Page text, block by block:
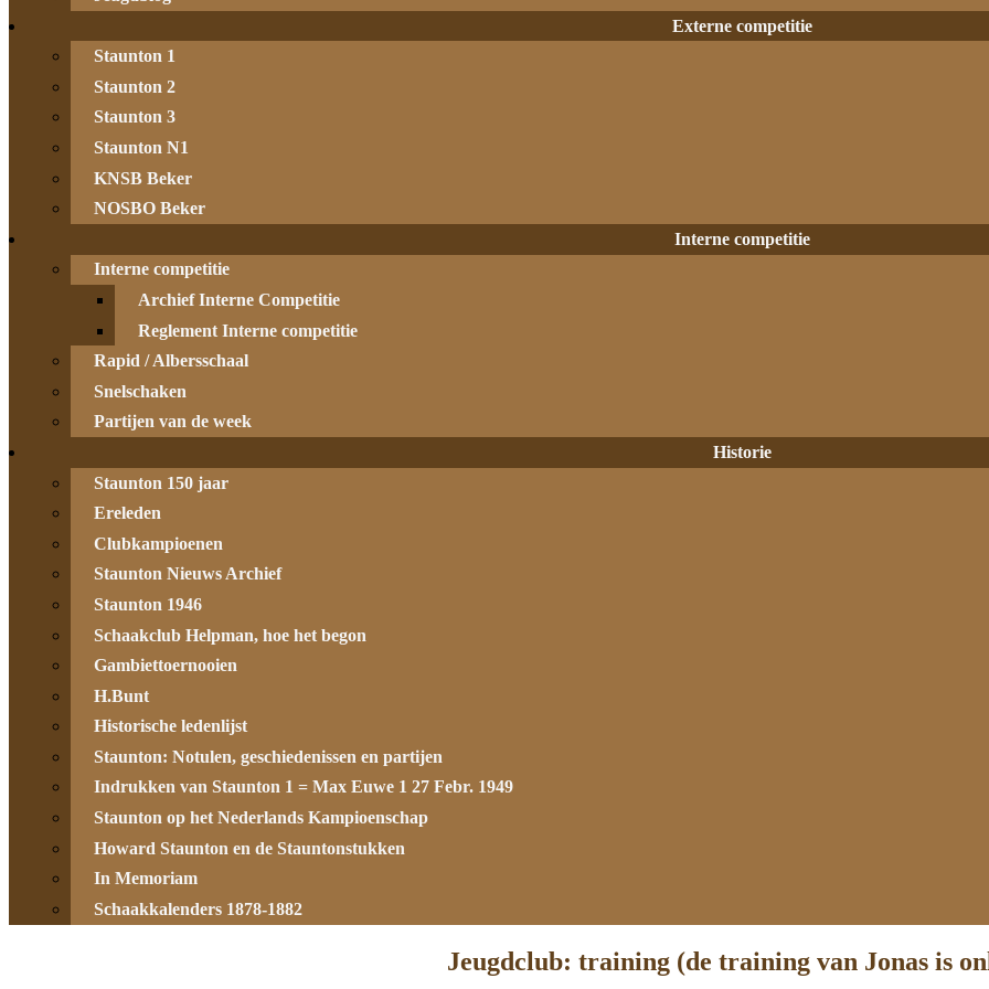
Externe competitie
Staunton 1
Staunton 2
Staunton 3
Staunton N1
KNSB Beker
NOSBO Beker
Interne competitie
Interne competitie
Archief Interne Competitie
Reglement Interne competitie
Rapid / Albersschaal
Snelschaken
Partijen van de week
Historie
Staunton 150 jaar
Ereleden
Clubkampioenen
Staunton Nieuws Archief
Staunton 1946
Schaakclub Helpman, hoe het begon
Gambiettoernooien
H.Bunt
Historische ledenlijst
Staunton: Notulen, geschiedenissen en partijen
Indrukken van Staunton 1 = Max Euwe 1 27 Febr. 1949
Staunton op het Nederlands Kampioenschap
Howard Staunton en de Stauntonstukken
In Memoriam
Schaakkalenders 1878-1882
Jeugdclub: training (de training van Jonas is